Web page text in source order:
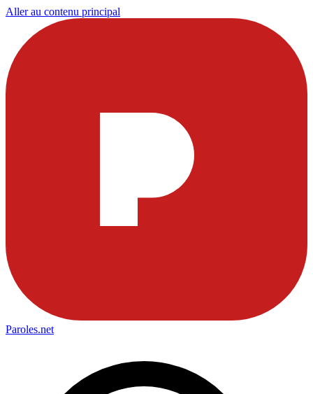
Aller au contenu principal
Paroles.net